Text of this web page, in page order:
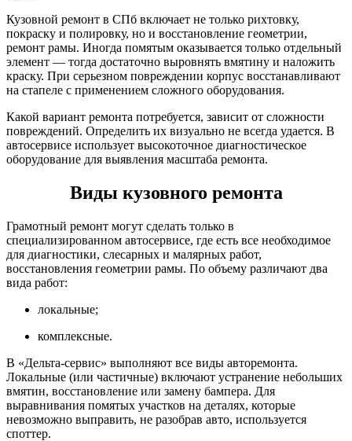
Кузовной ремонт в СПб включает не только рихтовку,
покраску и полировку, но и восстановление геометрии,
ремонт рамы. Иногда помятым оказывается только отдельный
элемент — тогда достаточно выровнять вмятину и наложить
краску. При серьезном повреждении корпус восстанавливают
на стапеле с применением сложного оборудования.
Какой вариант ремонта потребуется, зависит от сложности
повреждений. Определить их визуально не всегда удается. В
автосервисе использует высокоточное диагностическое
оборудование для выявления масштаба ремонта.
Виды кузовного ремонта
Грамотный ремонт могут сделать только в
специализированном автосервисе, где есть все необходимое
для диагностики, слесарных и малярных работ,
восстановления геометрии рамы. По объему различают два
вида работ:
локальные;
комплексные.
В «Дельта-сервис» выполняют все виды авторемонта.
Локальные (или частичные) включают устранение небольших
вмятин, восстановление или замену бампера. Для
выравнивания помятых участков на деталях, которые
невозможно выправить, не разобрав авто, используется
споттер.